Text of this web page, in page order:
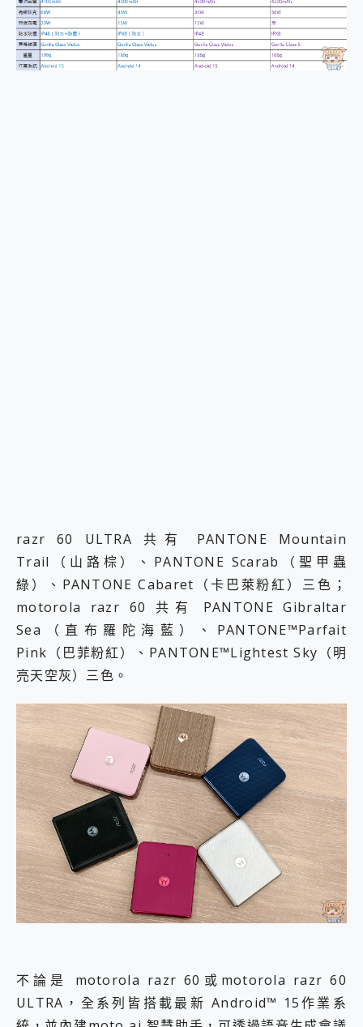
razr 60 ULTRA 共有 PANTONE Mountain
Trail（山路棕）、PANTONE Scarab（聖甲蟲
綠）、PANTONE Cabaret（卡巴萊粉紅）三色；
motorola razr 60 共有 PANTONE Gibraltar
Sea（直布羅陀海藍）、PANTONE™Parfait
Pink（巴菲粉紅）、PANTONE™Lightest Sky（明
亮天空灰）三色。
不論是 motorola razr 60或motorola razr 60
ULTRA，全系列皆搭載最新 Android™ 15作業系